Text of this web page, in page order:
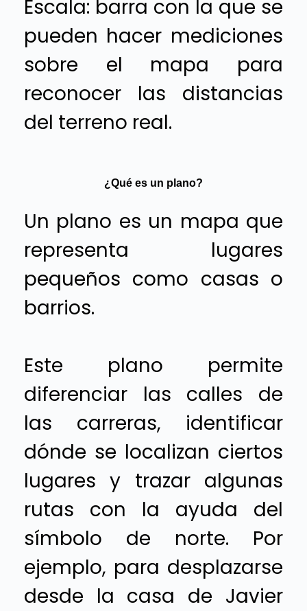
Escala: barra con la que se
pueden hacer mediciones
sobre el mapa para
reconocer las distancias
del terreno real.
¿Qué es un plano?
Un plano es un mapa que
representa lugares
pequeños como casas o
barrios.
Este plano permite
diferenciar las calles de
las carreras, identificar
dónde se localizan ciertos
lugares y trazar algunas
rutas con la ayuda del
símbolo de norte. Por
ejemplo, para desplazarse
desde la casa de Javier